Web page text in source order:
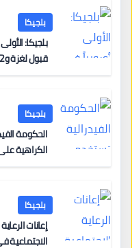
بلجيكا
بلجيكا
الحكومة
الكراهية
بلجيكا
إعانات
الاجتماعية